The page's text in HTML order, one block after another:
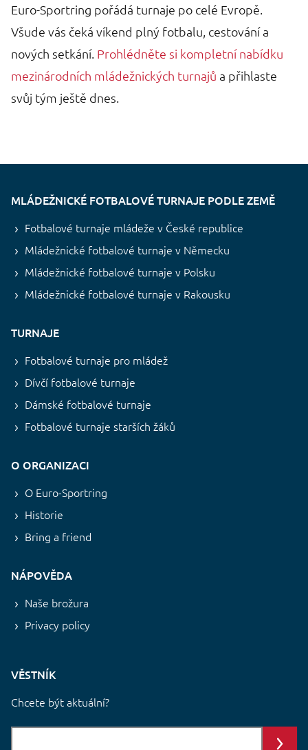
Euro-Sportring pořádá turnaje po celé Evropě.
Všude vás čeká víkend plný fotbalu, cestování a
nových setkání. Prohlédněte si kompletní nabídku
mezinárodních mládežnických turnajů a přihlaste
svůj tým ještě dnes.
MLÁDEŽNICKÉ FOTBALOVÉ TURNAJE PODLE ZEMĚ
Fotbalové turnaje mládeže v České republice
Mládežnické fotbalové turnaje v Německu
Mládežnické fotbalové turnaje v Polsku
Mládežnické fotbalové turnaje v Rakousku
TURNAJE
Fotbalové turnaje pro mládež
Dívčí fotbalové turnaje
Dámské fotbalové turnaje
Fotbalové turnaje starších žáků
O ORGANIZACI
O Euro-Sportring
Historie
Bring a friend
NÁPOVĚDA
Naše brožura
Privacy policy
VĚSTNÍK
Chcete být aktuální?